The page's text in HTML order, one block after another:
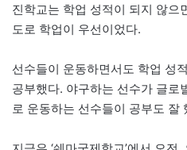
진학교는 학업 성적이 되지 않으
도로 학업이 우선이었다.
선수들이 운동하면서도 학업 성
공부했다. 야구하는 선수가 글로
로 운동하는 선수들이 공부도 잘